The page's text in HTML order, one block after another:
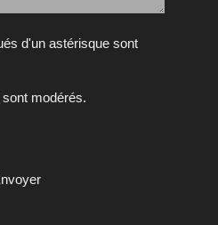
d'un astérisque sont
modérés.